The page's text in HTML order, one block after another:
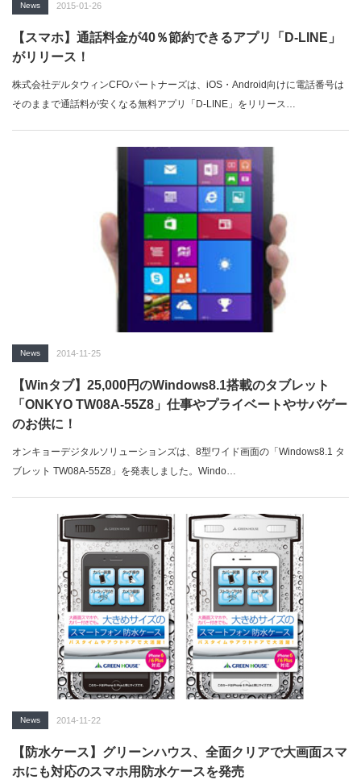
News 2015-01-26
【スマホ】通話料金が40％節約できるアプリ「D-LINE」
がリリース！
株式会社デルタウィンCFOパートナーズは、iOS・Android向けに電話番号は
そのままで通話料が安くなる無料アプリ「D-LINE」をリリース…
News 2014-11-25
【Winタブ】25,000円のWindows8.1搭載のタブレット
「ONKYO TW08A-55Z8」仕事やプライベートやサバゲー
のお供に！
オンキョーデジタルソリューションズは、8型ワイド画面の「Windows8.1 タ
ブレット TW08A-55Z8」を発表しました。Windo…
News 2014-11-22
【防水ケース】グリーンハウス、全面クリアで大画面スマ
ホにも対応のスマホ用防水ケースを発売